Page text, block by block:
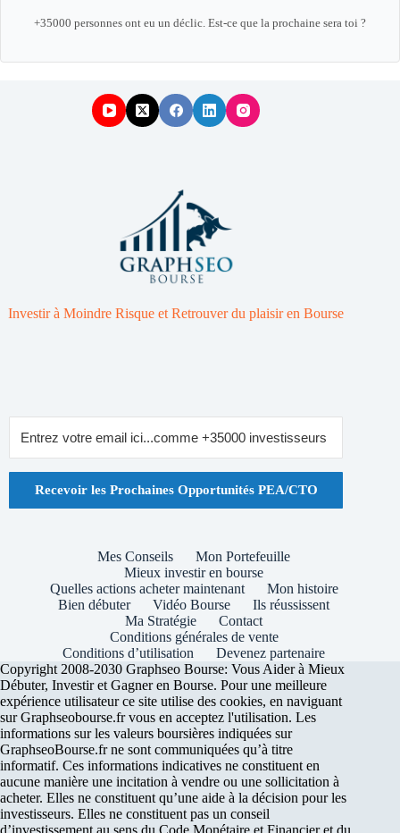
+35000 personnes ont eu un déclic. Est-ce que la prochaine sera toi ?
Investir à Moindre Risque et Retrouver du plaisir en Bourse
Recevoir les Prochaines Opportunités PEA/CTO
Mes Conseils
Mon Portefeuille
Mieux investir en bourse
Quelles actions acheter maintenant
Mon histoire
Bien débuter
Vidéo Bourse
Ils réussissent
Ma Stratégie
Contact
Conditions générales de vente
Conditions d’utilisation
Devenez partenaire
Copyright 2008-2030 Graphseo Bourse: Vous Aider à Mieux
Débuter, Investir et Gagner en Bourse. Pour une meilleure
expérience utilisateur ce site utilise des cookies, en naviguant
sur Graphseobourse.fr vous en acceptez l'utilisation. Les
informations sur les valeurs boursières indiquées sur
GraphseoBourse.fr ne sont communiquées qu’à titre
informatif. Ces informations indicatives ne constituent en
aucune manière une incitation à vendre ou une sollicitation à
acheter. Elles ne constituent qu’une aide à la décision pour les
investisseurs. Elles ne constituent pas un conseil
d’investissement au sens du Code Monétaire et Financier et du